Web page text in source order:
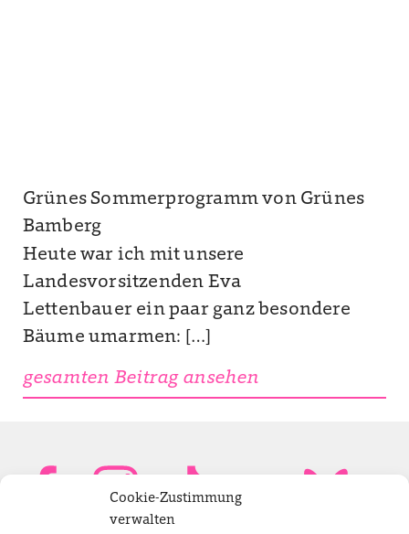
Cookie-Zustimmung
verwalten
Grünes Sommerprogramm von Grünes
Bamberg
Heute war ich mit unsere
Landesvorsitzenden Eva
Lettenbauer ein paar ganz besondere
Bäume umarmen: […]
gesamten Beitrag ansehen